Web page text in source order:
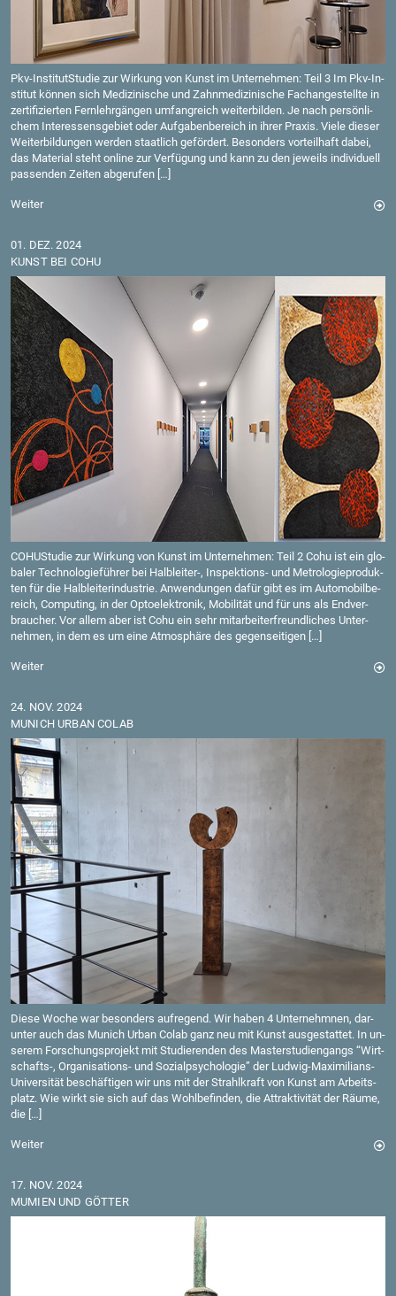
Pkv-In­sti­tutStu­die zur Wir­kung von Kunst im Un­ter­neh­men: Teil 3 Im Pkv-In­
sti­tut kön­nen sich Me­di­zi­ni­sche und Zahn­me­di­zi­ni­sche Fach­an­ge­stell­te in
zer­ti­fi­zier­ten Fern­lehr­gän­gen um­fang­reich wei­ter­bil­den. Je nach per­sön­li­
chem In­ter­es­sens­ge­biet oder Auf­ga­ben­be­reich in ihrer Pra­xis. Viele die­ser
Wei­ter­bil­dun­gen wer­den staat­lich ge­för­dert. Be­son­ders vor­teil­haft dabei,
das Ma­te­ri­al steht on­line zur Ver­fü­gung und kann zu den je­weils in­di­vi­du­ell
pas­sen­den Zei­ten ab­ge­ru­fen […]
Wei­ter
01. DEZ. 2024
KUNST BEI COHU
CO­HU­Stu­die zur Wir­kung von Kunst im Un­ter­neh­men: Teil 2 Cohu ist ein glo­
ba­ler Tech­no­lo­gie­füh­rer bei Halb­lei­ter-, In­spek­ti­ons- und Me­tro­lo­gie­pro­duk­
ten für die Halb­lei­ter­in­dus­trie. An­wen­dun­gen dafür gibt es im Au­to­mo­bil­be­
reich, Com­pu­ting, in der Op­to­elek­tro­nik, Mo­bi­li­tät und für uns als End­ver­
brau­cher. Vor allem aber ist Cohu ein sehr mit­ar­bei­ter­freund­li­ches Un­ter­
neh­men, in dem es um eine At­mo­sphä­re des ge­gen­sei­ti­gen […]
Wei­ter
24. NOV. 2024
MU­NICH URBAN COLAB
Diese Woche war be­son­ders auf­re­gend. Wir haben 4 Un­ter­nehm­nen, dar­
un­ter auch das Mu­nich Urban Colab ganz neu mit Kunst aus­ge­stat­tet. In un­
se­rem For­schungs­pro­jekt mit Stu­die­ren­den des Mas­ter­stu­di­en­gangs “Wirt­
schafts-, Or­ga­ni­sa­ti­ons- und So­zi­al­psy­cho­lo­gie” der Lud­wig-Ma­xi­mi­li­ans-
Uni­ver­si­tät be­schäf­ti­gen wir uns mit der Strahl­kraft von Kunst am Ar­beits­
platz. Wie wirkt sie sich auf das Wohl­be­fin­den, die At­trak­ti­vi­tät der Räume,
die […]
Wei­ter
17. NOV. 2024
MU­MI­EN UND GÖT­TER